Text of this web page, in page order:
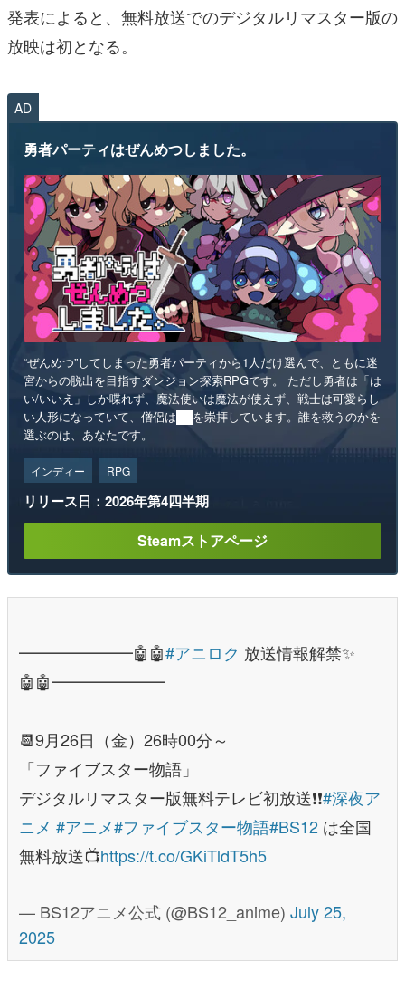
発表によると、無料放送でのデジタルリマスター版の
放映は初となる。
AD
勇者パーティはぜんめつしました。
“ぜんめつ”してしまった勇者パーティから1人だけ選んで、ともに迷
宮からの脱出を目指すダンジョン探索RPGです。 ただし勇者は「は
い/いいえ」しか喋れず、魔法使いは魔法が使えず、戦士は可愛らし
い人形になっていて、僧侶は██を崇拝しています。誰を救うのかを
選ぶのは、あなたです。
インディー RPG
リリース日：2026年第4四半期
Steamストアページ
━━━━━━━🤖🤖#アニロク 放送情報解禁✨
🤖🤖━━━━━━━
📆9月26日（金）26時00分～
「ファイブスター物語」
デジタルリマスター版無料テレビ初放送❗❗#深夜ア
ニメ #アニメ#ファイブスター物語#BS12 は全国
無料放送📺https://t.co/GKiTldT5h5
— BS12アニメ公式 (@BS12_anime) July 25,
2025